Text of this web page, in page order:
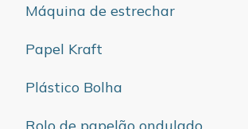
Máquina de estrechar
Papel Kraft
Plástico Bolha